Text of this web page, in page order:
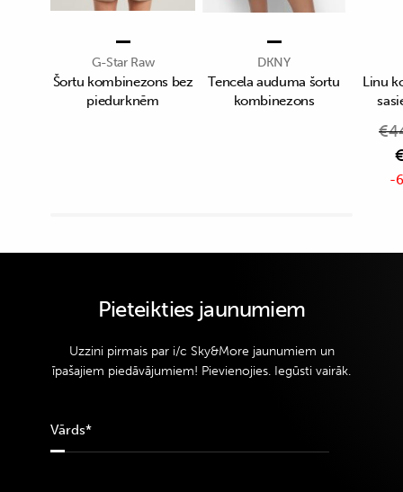
G-Star Raw
Šortu kombinezons bez
piedurknēm
DKNY
Tencela auduma šortu
kombinezons
Linu
€
-
Pieteikties jaunumiem
Uzzini pirmais par i/c Sky&More jaunumiem un
īpašajiem piedāvājumiem! Pievienojies. Iegūsti vairāk.